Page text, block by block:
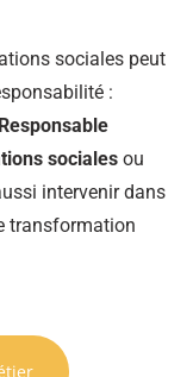
sociales peut
:
Responsable
sociales ou
intervenir dans
transformation